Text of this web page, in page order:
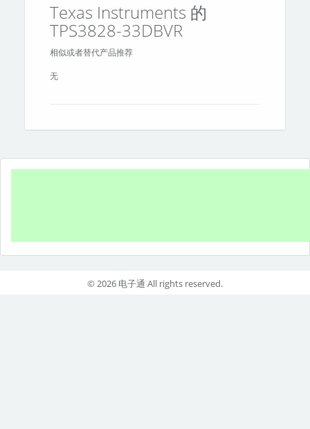
Texas Instruments 的
TPS3828-33DBVR
相似或者替代产品推荐
无
© 2026 电子通 All rights reserved.